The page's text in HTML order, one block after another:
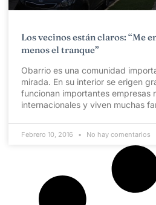
Los vecinos están claros: “Me
menos el tranque”
Obarrio es una comunidad
mirada. En su interior se erigen
funcionan importantes empresas
internacionales y viven muchas
Febrero 10, 2016 No hay comentarios